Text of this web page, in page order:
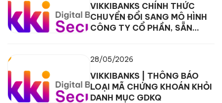
VIKKIBANKS CHÍNH THỨC
CHUYỂN ĐỔI SANG MÔ HÌNH
CÔNG TY CỔ PHẦN, SẴN
28/05/2026
VIKKIBANKS | THÔNG BÁO
LOẠI MÃ CHỨNG KHOÁN KHỎI
DANH MỤC GDKQ